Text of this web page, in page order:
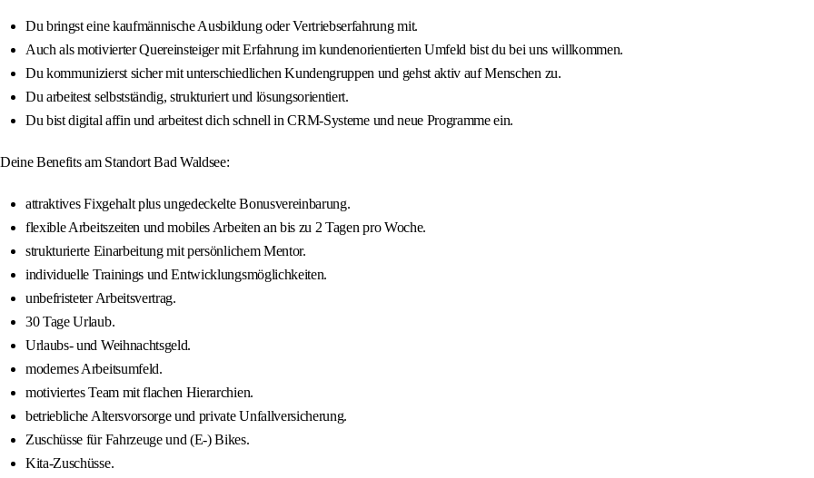
Du bringst eine kaufmännische Ausbildung oder Vertriebserfahrung mit.
Auch als motivierter Quereinsteiger mit Erfahrung im kundenorientierten Umfeld bist du bei uns willkommen.
Du kommunizierst sicher mit unterschiedlichen Kundengruppen und gehst aktiv auf Menschen zu.
Du arbeitest selbstständig, strukturiert und lösungsorientiert.
Du bist digital affin und arbeitest dich schnell in CRM-Systeme und neue Programme ein.
Deine Benefits am Standort Bad Waldsee:
attraktives Fixgehalt plus ungedeckelte Bonusvereinbarung.
flexible Arbeitszeiten und mobiles Arbeiten an bis zu 2 Tagen pro Woche.
strukturierte Einarbeitung mit persönlichem Mentor.
individuelle Trainings und Entwicklungsmöglichkeiten.
unbefristeter Arbeitsvertrag.
30 Tage Urlaub.
Urlaubs- und Weihnachtsgeld.
modernes Arbeitsumfeld.
motiviertes Team mit flachen Hierarchien.
betriebliche Altersvorsorge und private Unfallversicherung.
Zuschüsse für Fahrzeuge und (E-) Bikes.
Kita-Zuschüsse.